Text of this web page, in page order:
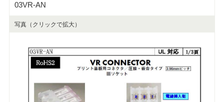
03VR-AN
写真（クリックで拡大）